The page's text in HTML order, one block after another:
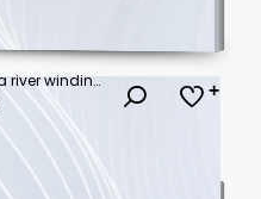
A serene watercolor painting of a river winding through grassy fields with distant mountains under a soft, cloudy sky at sunrise or sunset.